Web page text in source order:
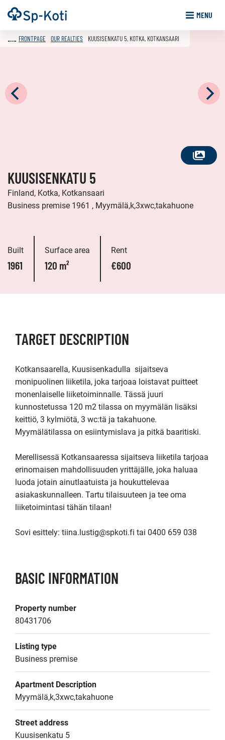
Go
to
Frontpage MENU
SEE
FRONTPAGE OUR REALTIES KUUSISENKATU 5, KOTKA, KOTKANSAARI
KUUSISENKATU 5
Finland, Kotka, Kotkansaari
Business premise 1961 , Myymälä,k,3xwc,takahuone
Built
1961
Surface area
120 m²
Rent
€600
TARGET DESCRIPTION
Kotkansaarella, Kuusisenkadulla  sijaitseva
monipuolinen liiketila, joka tarjoaa loistavat puitteet
monenlaiselle liiketoiminnalle. Tässä juuri
kunnostetussa 120 m2 tilassa on myymälän lisäksi
keittiö, 3 kylmiötä, 3 wc:tä ja takahuone.
Myymälätilassa on esiintymislava ja pitkä baaritiski.
Merellisessä Kotkansaaressa sijaitseva liiketila tarjoaa
erinomaisen mahdollisuuden yrittäjälle, joka haluaa
luoda jotain ainutlaatuista ja houkuttelevaa
asiakaskunnalleen. Tartu tilaisuuteen ja tee oma
liiketoimintasi tähän tilaan!
Sovi esittely: tiina.lustig@spkoti.fi tai 0400 659 038
BASIC INFORMATION
Property number
80431706
Listing type
Business premise
Apartment Description
Myymälä,k,3xwc,takahuone
Street address
Kuusisenkatu 5